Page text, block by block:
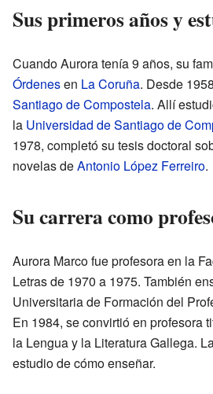
Sus primeros años y
Cuando Aurora tenía 9 años, su
Órdenesen La Coruña. Desde
Santiago de Compostela. Allí
la Universidad de Santiago de
1978, completó su tesis doctoral
novelas deAntonio López Ferreiro.
Su carrera como
Aurora Marco fue profesora en la
Letras de 1970 a 1975. También
Universitaria de Formación del
En 1984, se convirtió en profesora
la Lengua y la Literatura Gallega.
estudio de cómo enseñar.